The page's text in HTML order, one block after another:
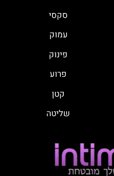
סקסי
עמוק
פינוק
פרוע
קטן
שליטה